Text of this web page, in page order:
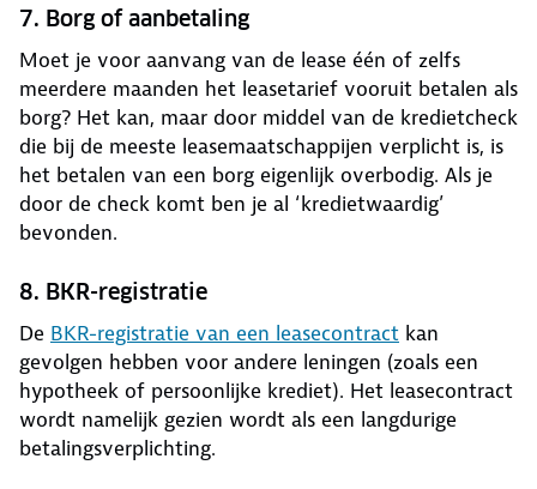
7. Borg of aanbetaling
Moet je voor aanvang van de lease één of zelfs
meerdere maanden het leasetarief vooruit betalen als
borg? Het kan, maar door middel van de kredietcheck
die bij de meeste leasemaatschappijen verplicht is, is
het betalen van een borg eigenlijk overbodig. Als je
door de check komt ben je al ‘kredietwaardig’
bevonden.
8. BKR-registratie
De BKR-registratie van een leasecontract kan
gevolgen hebben voor andere leningen (zoals een
hypotheek of persoonlijke krediet). Het leasecontract
wordt namelijk gezien wordt als een langdurige
betalingsverplichting.